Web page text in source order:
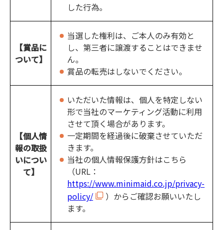
した行為。
【賞品に
ついて】
当選した権利は、ご本人のみ有効と
し、第三者に譲渡することはできませ
ん。
賞品の転売はしないでください。
【個人情
報の取扱
いについ
て】
いただいた情報は、個人を特定しない
形で当社のマーケティング活動に利用
させて頂く場合があります。
一定期間を経過後に破棄させていただ
きます。
当社の個人情報保護方針はこちら
（URL：
https://www.minimaid.co.jp/privacy-
policy/
）からご確認お願いいたし
ます。